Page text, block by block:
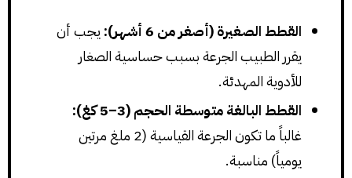
القطط الصغيرة (أصغر من 6 أشهر):
يجب أن
يقرر الطبيب الجرعة بسبب حساسية الصغار
للأدوية المهدئة.
القطط البالغة متوسطة الحجم (3–5 كغ):
غالباً ما تكون الجرعة القياسية (2 ملغ مرتين
يومياً) مناسبة.